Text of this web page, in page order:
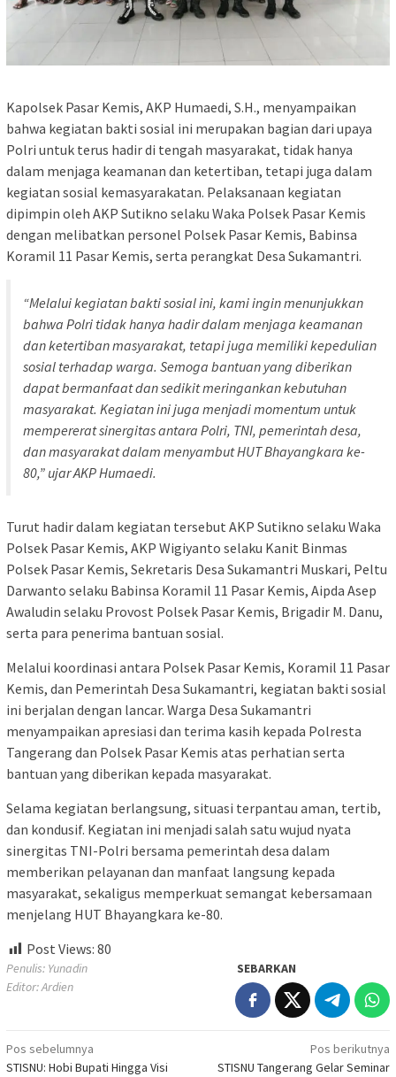
Kapolsek Pasar Kemis, AKP Humaedi, S.H., menyampaikan
bahwa kegiatan bakti sosial ini merupakan bagian dari upaya
Polri untuk terus hadir di tengah masyarakat, tidak hanya
dalam menjaga keamanan dan ketertiban, tetapi juga dalam
kegiatan sosial kemasyarakatan. Pelaksanaan kegiatan
dipimpin oleh AKP Sutikno selaku Waka Polsek Pasar Kemis
dengan melibatkan personel Polsek Pasar Kemis, Babinsa
Koramil 11 Pasar Kemis, serta perangkat Desa Sukamantri.
“Melalui kegiatan bakti sosial ini, kami ingin menunjukkan
bahwa Polri tidak hanya hadir dalam menjaga keamanan
dan ketertiban masyarakat, tetapi juga memiliki kepedulian
sosial terhadap warga. Semoga bantuan yang diberikan
dapat bermanfaat dan sedikit meringankan kebutuhan
masyarakat. Kegiatan ini juga menjadi momentum untuk
mempererat sinergitas antara Polri, TNI, pemerintah desa,
dan masyarakat dalam menyambut HUT Bhayangkara ke-
80,” ujar AKP Humaedi.
Turut hadir dalam kegiatan tersebut AKP Sutikno selaku Waka
Polsek Pasar Kemis, AKP Wigiyanto selaku Kanit Binmas
Polsek Pasar Kemis, Sekretaris Desa Sukamantri Muskari, Peltu
Darwanto selaku Babinsa Koramil 11 Pasar Kemis, Aipda Asep
Awaludin selaku Provost Polsek Pasar Kemis, Brigadir M. Danu,
serta para penerima bantuan sosial.
Melalui koordinasi antara Polsek Pasar Kemis, Koramil 11 Pasar
Kemis, dan Pemerintah Desa Sukamantri, kegiatan bakti sosial
ini berjalan dengan lancar. Warga Desa Sukamantri
menyampaikan apresiasi dan terima kasih kepada Polresta
Tangerang dan Polsek Pasar Kemis atas perhatian serta
bantuan yang diberikan kepada masyarakat.
Selama kegiatan berlangsung, situasi terpantau aman, tertib,
dan kondusif. Kegiatan ini menjadi salah satu wujud nyata
sinergitas TNI-Polri bersama pemerintah desa dalam
memberikan pelayanan dan manfaat langsung kepada
masyarakat, sekaligus memperkuat semangat kebersamaan
menjelang HUT Bhayangkara ke-80.
Post Views: 80
Penulis: Yunadin
Editor: Ardien
SEBARKAN
Navigasi
Pos sebelumnya
STISNU: Hobi Bupati Hingga Visi
Pos berikutnya
STISNU Tangerang Gelar Seminar